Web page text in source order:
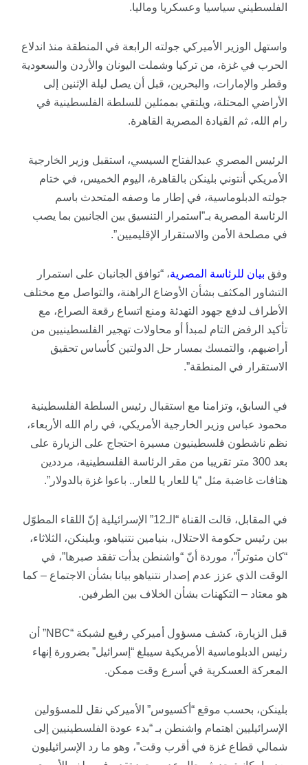
الفلسطيني سياسيا وعسكريا وماليا.
واستهل الوزير الأميركي جولته الرابعة في المنطقة منذ اندلاع
الحرب في غزة، من تركيا وشملت اليونان والأردن والسعودية
وقطر والإمارات، والبحرين، قبل أن يصل ليلة الإثنين إلى
الأراضي المحتلة، ويلتقي بممثلين للسلطة الفلسطينية في
رام الله، ثم القيادة المصرية القاهرة.
الرئيس المصري عبدالفتاح السيسي، استقبل وزير الخارجية
الأمريكي أنتوني بلينكن بالقاهرة، اليوم الخميس، في ختام
جولته الدبلوماسية، في إطار ما وصفه المتحدث باسم
الرئاسة المصرية بـ”استمرار التنسيق بين الجانبين بما يصب
في مصلحة الأمن والاستقرار الإقليميين”.
وفق بيان للرئاسة المصرية، “توافق الجانبان على استمرار
التشاور المكثف بشأن الأوضاع الراهنة، والتواصل مع مختلف
الأطراف لدفع جهود التهدئة ومنع اتساع رقعة الصراع، مع
تأكيد الرفض التام لمبدأ أو محاولات تهجير الفلسطينيين من
أراضيهم، والتمسك بمسار حل الدولتين كأساس تحقيق
الاستقرار في المنطقة”.
في السابق، وتزامنا مع استقبال رئيس السلطة الفلسطينية
محمود عباس وزير الخارجية الأمريكي، في رام الله الأربعاء،
نظم ناشطون فلسطينيون مسيرة احتجاج على الزيارة على
بعد 300 متر تقريبا من مقر الرئاسة الفلسطينية، مرددين
هتافات غاضبة مثل “يا للعار يا للعار.. باعوا غزة بالدولار”.
في المقابل، قالت القناة “الـ12” الإسرائيلية إنّ اللقاء المطوّل
بين رئيس حكومة الاحتلال، بنيامين نتنياهو، وبلينكن، الثلاثاء،
“كان متوتراً”، موردة أنّ “واشنطن بدأت تفقد صبرها”، في
الوقت الذي عزز عدم إصدار نتنياهو بيانا بشأن الاجتماع – كما
هو معتاد – التكهنات بشأن الخلاف بين الطرفين.
قبل الزيارة، كشف مسؤول أميركي رفيع لشبكة “NBC” أن
رئيس الدبلوماسية الأمريكية سيبلغ “إسرائيل” بضرورة إنهاء
المعركة العسكرية في أسرع وقت ممكن.
بلينكن، بحسب موقع “أكسيوس” الأميركي نقل للمسؤولين
الإسرائيليين اهتمام واشنطن بـ “بدء عودة الفلسطينيين إلى
شمالي قطاع غزة في أقرب وقت”، وهو ما رد الإسرائيليون